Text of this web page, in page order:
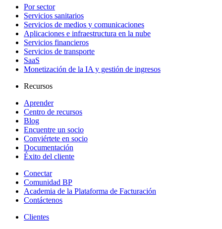
Por sector
Servicios sanitarios
Servicios de medios y comunicaciones
Aplicaciones e infraestructura en la nube
Servicios financieros
Servicios de transporte
SaaS
Monetización de la IA y gestión de ingresos
Recursos
Aprender
Centro de recursos
Blog
Encuentre un socio
Conviértete en socio
Documentación
Éxito del cliente
Conectar
Comunidad BP
Academia de la Plataforma de Facturación
Contáctenos
Clientes